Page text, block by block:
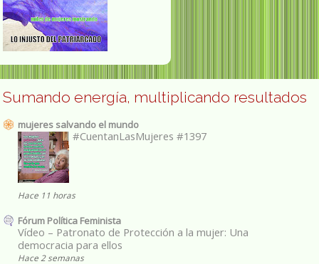
Sumando energía, multiplicando resultados
mujeres salvando el mundo
#CuentanLasMujeres #1397
Hace 11 horas
Fórum Política Feminista
Vídeo – Patronato de Protección a la mujer: Una
democracia para ellos
Hace 2 semanas